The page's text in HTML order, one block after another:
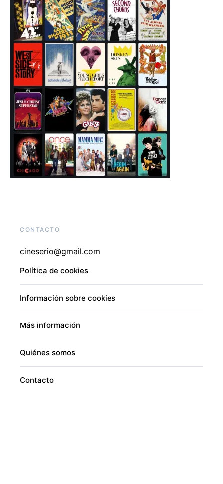
CONTACTO
cineserio@gmail.com
Política de cookies
Información sobre cookies
Más información
Quiénes somos
Contacto